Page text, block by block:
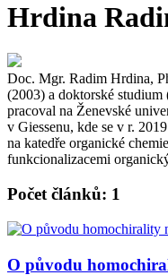
Hrdina
Doc. Mgr. Radim Hrdina,
(2003) a doktorské
pracoval na Ženevské
v Giessenu, kde se v r.
na katedře organické
funkcionalizacemi
Počet článků: 1
O původu